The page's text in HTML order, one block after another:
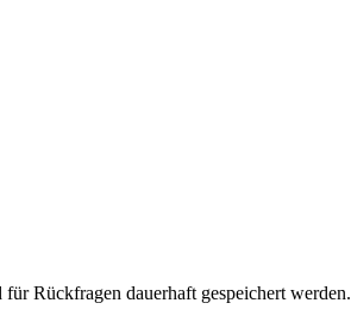
Rückfragen dauerhaft gespeichert werden.